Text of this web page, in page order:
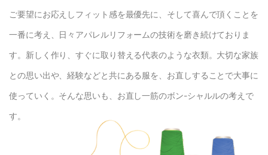
ご要望にお応えしフィット感を最優先に、そして喜んで頂くことを
一番に考え、日々アパレルリフォームの技術を磨き続けておりま
す。新しく作り、すぐに取り替える代表のような衣類。大切な家族
との思い出や、経験などと共にある服を、お直しすることで大事に
使っていく。そんな思いも、お直し一筋のボン-シャルルの考えで
す。